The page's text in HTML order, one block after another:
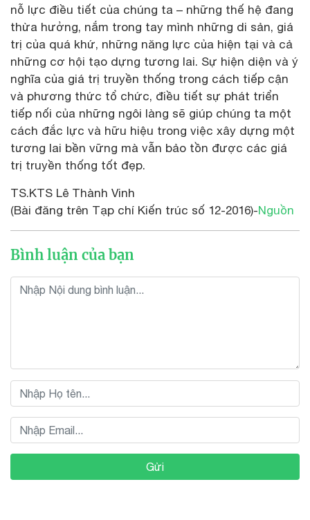
nỗ lực điều tiết của chúng ta – những thế hệ đang
thừa hưởng, nắm trong tay mình những di sản, giá
trị của quá khứ, những năng lực của hiện tại và cả
những cơ hội tạo dựng tương lai. Sự hiện diện và ý
nghĩa của giá trị truyền thống trong cách tiếp cận
và phương thức tổ chức, điều tiết sự phát triển
tiếp nối của những ngôi làng sẽ giúp chúng ta một
cách đắc lực và hữu hiệu trong việc xây dựng một
tương lai bền vững mà vẫn bảo tồn được các giá
trị truyền thống tốt đẹp.
TS.KTS Lê Thành Vinh
(Bài đăng trên Tạp chí Kiến trúc số 12-2016)-Nguồn
Bình luận của bạn
Gửi